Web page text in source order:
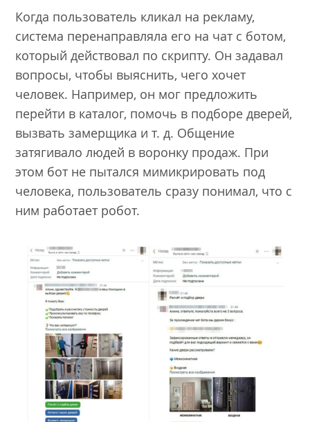
Когда пользователь кликал на рекламу,
система перенаправляла его на чат с ботом,
который действовал по скрипту. Он задавал
вопросы, чтобы выяснить, чего хочет
человек. Например, он мог предложить
перейти в каталог, помочь в подборе дверей,
вызвать замерщика и т. д. Общение
затягивало людей в воронку продаж. При
этом бот не пытался мимикрировать под
человека, пользователь сразу понимал, что с
ним работает робот.